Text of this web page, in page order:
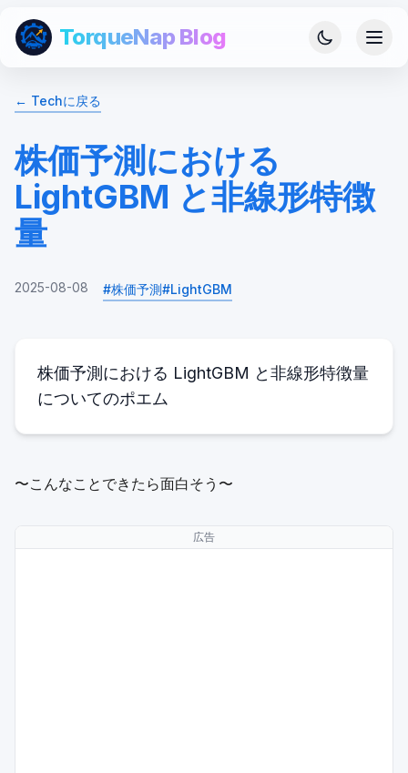
TorqueNap Blog
← Techに戻る
株価予測における
LightGBM と非線形特徴
量
2025-08-08 #株価予測#LightGBM
株価予測における LightGBM と非線形特徴量
についてのポエム
〜こんなことできたら面白そう〜
広告